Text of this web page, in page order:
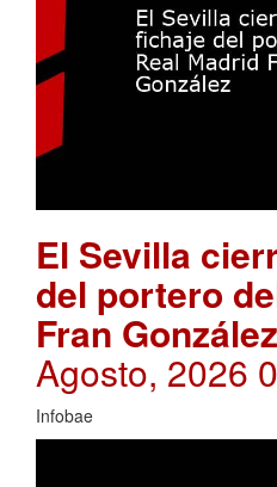
El Sevilla
del portero
Fran González
Agosto, 2026
Infobae